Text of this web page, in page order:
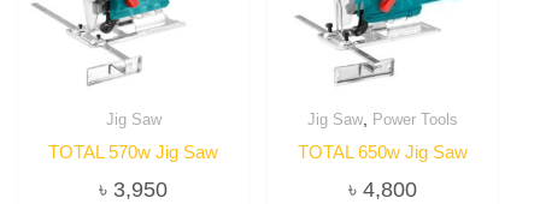
Jig Saw
TOTAL 570w Jig Saw
৳ 3,950
Jig Saw, Power Tools
TOTAL 650w Jig Saw
৳ 4,800